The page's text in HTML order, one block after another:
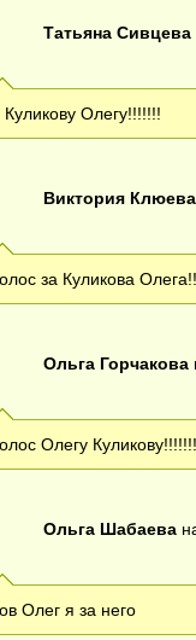
Татьяна Сивцева
Куликову Олегу!!!!!!!
Виктория Клюева
за Куликова
Ольга Горчакова
Олегу Куликову!!!!!!!
Ольга Шабаева
Олег я за него